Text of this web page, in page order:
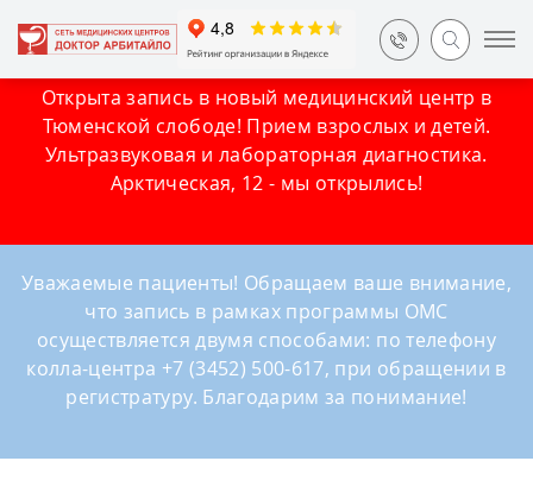
Открыта запись в новый медицинский центр в
Тюменской слободе! Прием взрослых и детей.
Ультразвуковая и лабораторная диагностика.
Арктическая, 12 - мы открылись!
Уважаемые пациенты! Обращаем ваше внимание,
что запись в рамках программы ОМС
осуществляется двумя способами: по телефону
колла-центра +7 (3452) 500-617, при обращении в
регистратуру. Благодарим за понимание!